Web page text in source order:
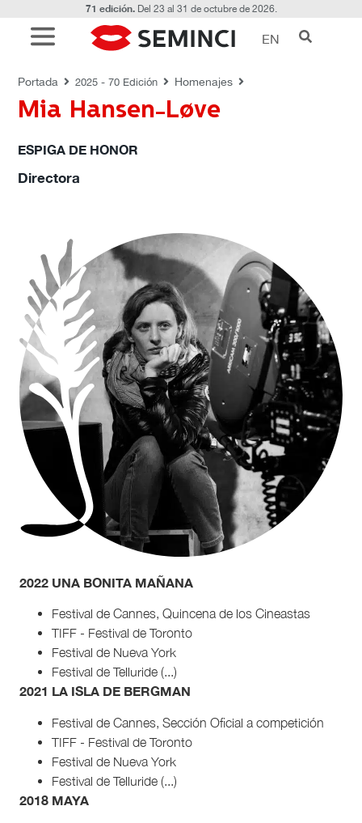
71 edición.Del 23 al 31 de octubre de 2026.
EN
Portada 2025 - 70 Edición Homenajes
Mia Hansen-Løve
ESPIGA DE HONOR
Directora
HOMENAJES
2022 UNA BONITA MAÑANA
Festival de Cannes, Quincena de los Cineastas
TIFF - Festival de Toronto
Festival de Nueva York
Festival de Telluride (...)
2021 LA ISLA DE BERGMAN
Festival de Cannes, Sección Oficial a competición
TIFF - Festival de Toronto
Festival de Nueva York
Festival de Telluride (...)
2018 MAYA